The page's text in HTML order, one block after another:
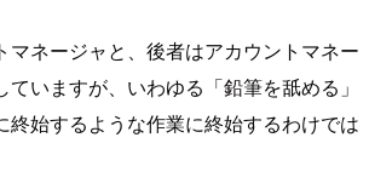
マネージャと、後者はアカウントマネー
ていますが、いわゆる「鉛筆を舐める」
終始するような作業に終始するわけでは